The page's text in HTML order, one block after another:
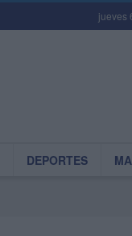
jueves
DEPORTES